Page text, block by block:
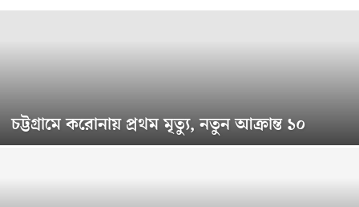
চট্টগ্রামে করোনায় প্রথম মৃত্যু, নতুন আক্রান্ত ১০